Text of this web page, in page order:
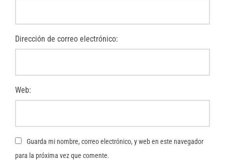
Dirección de correo electrónico:
Web:
Guarda mi nombre, correo electrónico, y web en este navegador
para la próxima vez que comente.